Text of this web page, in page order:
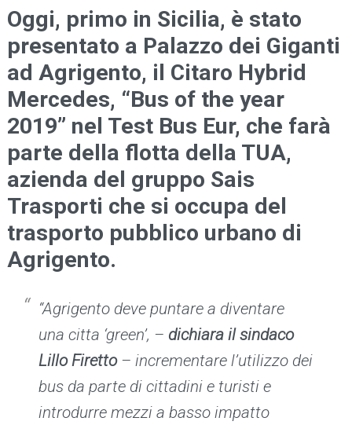
re
Oggi, primo in Sicilia, è stato
presentato a Palazzo dei Giganti
ad Agrigento, il Citaro Hybrid
Mercedes, “Bus of the year
2019” nel Test Bus Eur, che farà
parte della flotta della TUA,
azienda del gruppo Sais
Trasporti che si occupa del
trasporto pubblico urbano di
Agrigento.
“Agrigento deve puntare a diventare
una citta ‘green’, – dichiara il sindaco
Lillo Firetto– incrementare l’utilizzo dei
bus da parte di cittadini e turisti e
introdurre mezzi a basso impatto